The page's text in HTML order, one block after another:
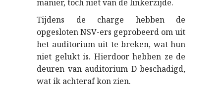
manier, toch niet van de linkerzijde.
Tijdens de charge hebben de
opgesloten NSV-ers geprobeerd om uit
het auditorium uit te breken, wat hun
niet gelukt is. Hierdoor hebben ze de
deuren van auditorium D beschadigd,
wat ik achteraf kon zien.